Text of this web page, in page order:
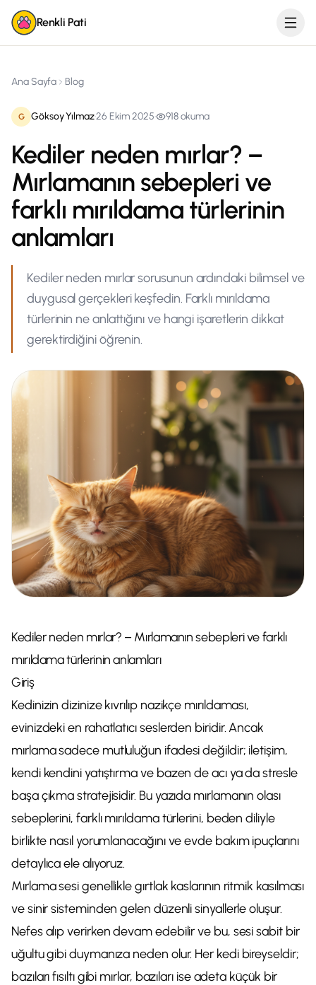
Renkli Pati
Ana Sayfa Blog
G Göksoy Yılmaz·26 Ekim 2025· 918okuma
Kediler neden mırlar? –
Mırlamanın sebepleri ve
farklı mırıldama türlerinin
anlamları
Kediler neden mırlar sorusunun ardındaki bilimsel ve
duygusal gerçekleri keşfedin. Farklı mırıldama
türlerinin ne anlattığını ve hangi işaretlerin dikkat
gerektirdiğini öğrenin.
Kediler neden mırlar? – Mırlamanın sebepleri ve farklı
mırıldama türlerinin anlamları
Giriş
Kedinizin dizinize kıvrılıp nazikçe mırıldaması,
evinizdeki en rahatlatıcı seslerden biridir. Ancak
mırlama sadece mutluluğun ifadesi değildir; iletişim,
kendi kendini yatıştırma ve bazen de acı ya da stresle
başa çıkma stratejisidir. Bu yazıda mırlamanın olası
sebeplerini, farklı mırıldama türlerini, beden diliyle
birlikte nasıl yorumlanacağını ve evde bakım ipuçlarını
detaylıca ele alıyoruz.
Mırlama sesi genellikle gırtlak kaslarının ritmik kasılması
ve sinir sisteminden gelen düzenli sinyallerle oluşur.
Nefes alıp verirken devam edebilir ve bu, sesi sabit bir
uğultu gibi duymanıza neden olur. Her kedi bireyseldir;
bazıları fısıltı gibi mırlar, bazıları ise adeta küçük bir